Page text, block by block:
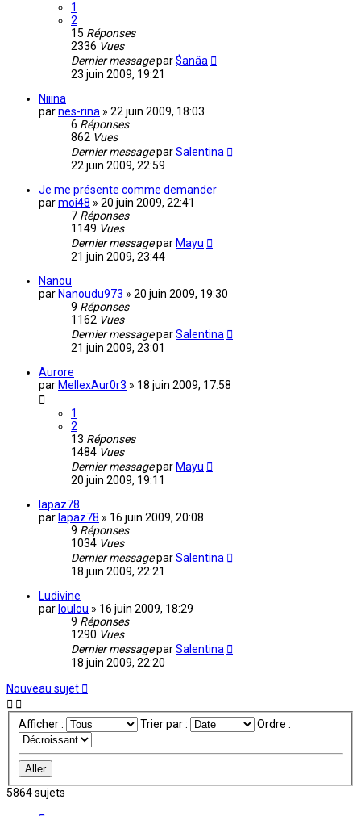
1
2
15 Réponses
2336 Vues
Dernier messagepar$anâa
23 juin 2009, 19:21
Niiina
parnes-rina » 22 juin 2009, 18:03
6 Réponses
862 Vues
Dernier messageparSalentina
22 juin 2009, 22:59
Je me présente comme demander
parmoi48 » 20 juin 2009, 22:41
7 Réponses
1149 Vues
Dernier messagepar Mayu
21 juin 2009, 23:44
Nanou
par Nanoudu973 » 20 juin 2009, 19:30
9 Réponses
1162 Vues
Dernier messageparSalentina
21 juin 2009, 23:01
Aurore
par MellexAur0r3 » 18 juin 2009, 17:58
1
2
13 Réponses
1484 Vues
Dernier messagepar Mayu
20 juin 2009, 19:11
lapaz78
par lapaz78 » 16 juin 2009, 20:08
9 Réponses
1034 Vues
Dernier messageparSalentina
18 juin 2009, 22:21
Ludivine
par loulou » 16 juin 2009, 18:29
9 Réponses
1290 Vues
Dernier messageparSalentina
18 juin 2009, 22:20
Nouveau sujet
Afficher : Trier par : Ordre :
5864 sujets